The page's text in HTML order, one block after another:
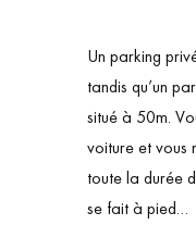
Un parking
tandis qu’un
situé à 50m.
voiture et vous
toute la durée
se fait à pied…